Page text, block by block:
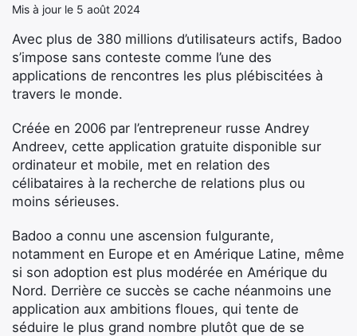
Mis à jour le 5 août 2024
Avec plus de 380 millions d’utilisateurs actifs, Badoo
s’impose sans conteste comme l’une des
applications de rencontres les plus plébiscitées à
travers le monde.
Créée en 2006 par l’entrepreneur russe Andrey
Andreev, cette application gratuite disponible sur
ordinateur et mobile, met en relation des
célibataires à la recherche de relations plus ou
moins sérieuses.
Badoo a connu une ascension fulgurante,
notamment en Europe et en Amérique Latine, même
si son adoption est plus modérée en Amérique du
Nord. Derrière ce succès se cache néanmoins une
application aux ambitions floues, qui tente de
séduire le plus grand nombre plutôt que de se
Les tests
Blog sur les rencontres